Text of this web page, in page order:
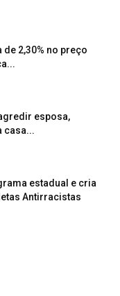
2,30% no preço
esposa,
casa...
estadual e cria
Antirracistas